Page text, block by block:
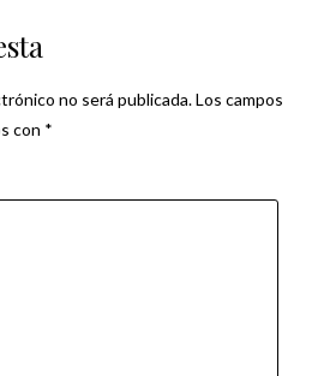
no será publicada.Los campos
con *